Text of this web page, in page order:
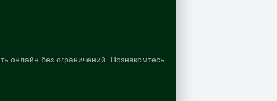
онлайн без ограничений. Познакомтесь